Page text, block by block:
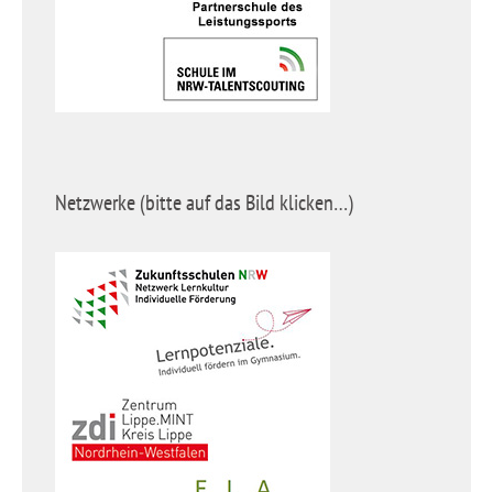
Netzwerke (bitte auf das Bild klicken…)